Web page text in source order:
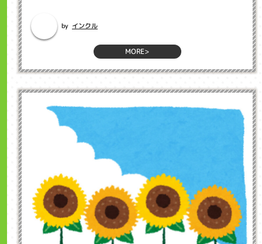
by インクル
MORE>